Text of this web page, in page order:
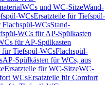
WCs und WC-SitzeWand-
WCsErsatzteile für Tiefspül-
Flachspül-WCsStand-
WCs für AP-Spülkasten
für AP-Spülkasten
für Tiefspül-WCsFlachspül-
AP-Spülkästen für WCs, aus
Ersatzteile für WC-SitzeWC-
WCsErsatzteile für Comfort